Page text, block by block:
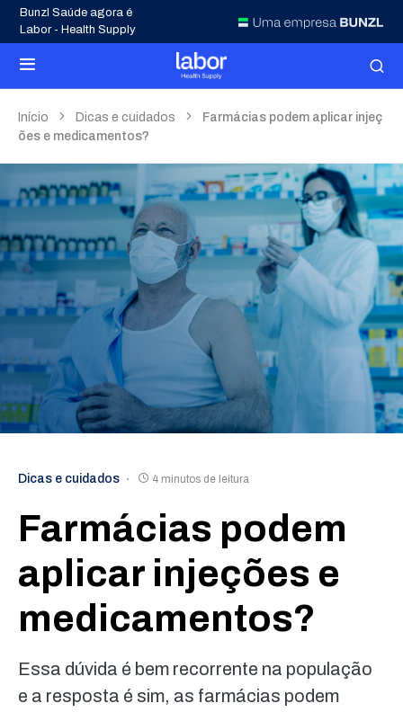
Bunzl Saúde agora é
Labor - Health Supply
Início Dicas e cuidados
Farmácias podem aplicar injeç
ões e medicamentos?
Dicas e cuidados 4 minutos de leitura
Farmácias podem
aplicar injeções e
medicamentos?
Essa dúvida é bem recorrente na população
e a resposta é sim, as farmácias podem